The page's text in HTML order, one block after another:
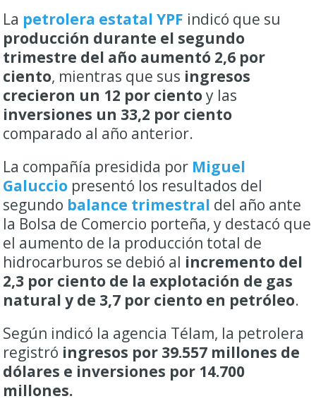
La petrolera estatal YPF indicó que su
producción durante el segundo
trimestre del año aumentó 2,6 por
ciento, mientras que sus ingresos
crecieron un 12 por cientoy las
inversiones un 33,2 por ciento
comparado al año anterior.
La compañía presidida por Miguel
Galuccio presentó los resultados del
segundo balance trimestral del año ante
la Bolsa de Comercio porteña, y destacó que
el aumento de la producción total de
hidrocarburos se debió al incremento del
2,3 por ciento de la explotación de gas
natural y de 3,7 por ciento en petróleo.
Según indicó la agencia Télam, la petrolera
registró ingresos por 39.557 millones de
dólares e inversiones por 14.700
millones.